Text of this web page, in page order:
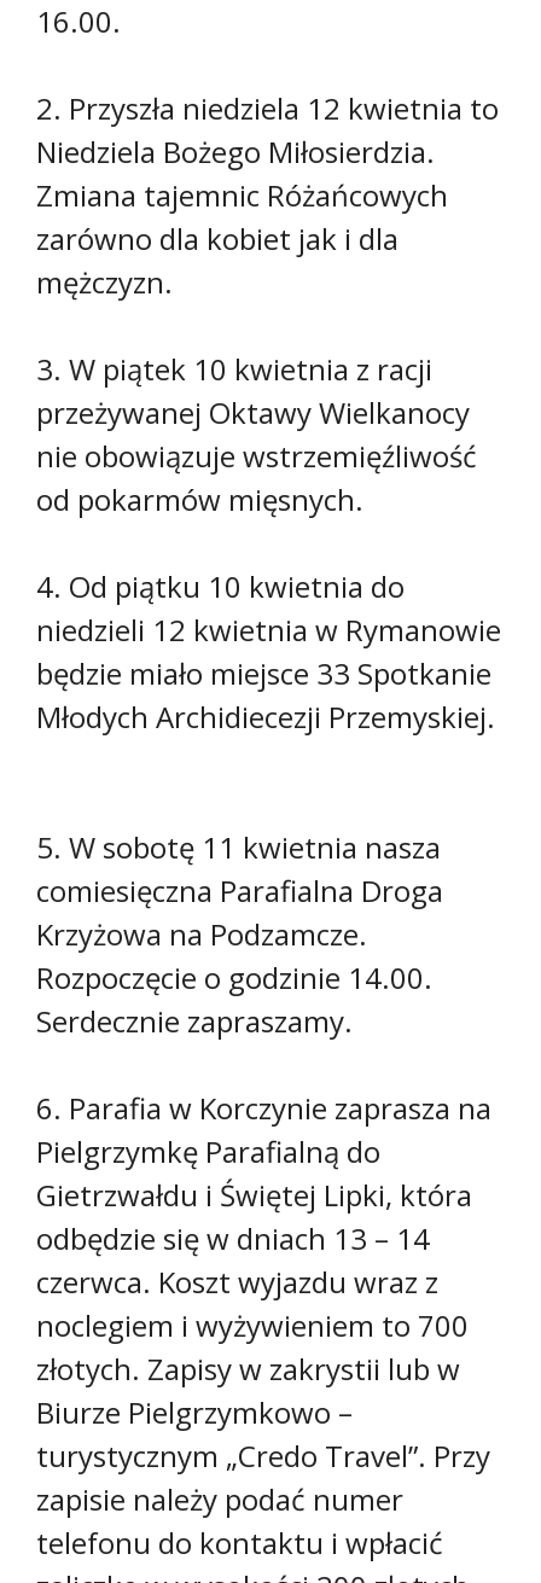
16.00.
2. Przyszła niedziela 12 kwietnia to
Niedziela Bożego Miłosierdzia.
Zmiana tajemnic Różańcowych
zarówno dla kobiet jak i dla
mężczyzn.
3. W piątek 10 kwietnia z racji
przeżywanej Oktawy Wielkanocy
nie obowiązuje wstrzemięźliwość
od pokarmów mięsnych.
4. Od piątku 10 kwietnia do
niedzieli 12 kwietnia w Rymanowie
będzie miało miejsce 33 Spotkanie
Młodych Archidiecezji Przemyskiej.
5. W sobotę 11 kwietnia nasza
comiesięczna Parafialna Droga
Krzyżowa na Podzamcze.
Rozpoczęcie o godzinie 14.00.
Serdecznie zapraszamy.
6. Parafia w Korczynie zaprasza na
Pielgrzymkę Parafialną do
Gietrzwałdu i Świętej Lipki, która
odbędzie się w dniach 13 – 14
czerwca. Koszt wyjazdu wraz z
noclegiem i wyżywieniem to 700
złotych. Zapisy w zakrystii lub w
Biurze Pielgrzymkowo –
turystycznym „Credo Travel”. Przy
zapisie należy podać numer
telefonu do kontaktu i wpłacić